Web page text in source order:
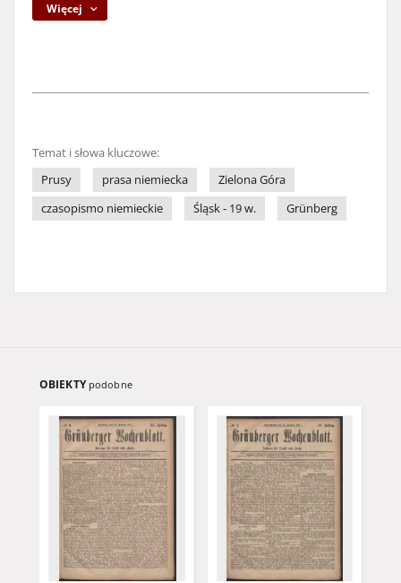
Więcej
Temat i słowa kluczowe:
Prusy
prasa niemiecka
Zielona Góra
czasopismo niemieckie
Śląsk - 19 w. Grünberg
OBIEKTY podobne